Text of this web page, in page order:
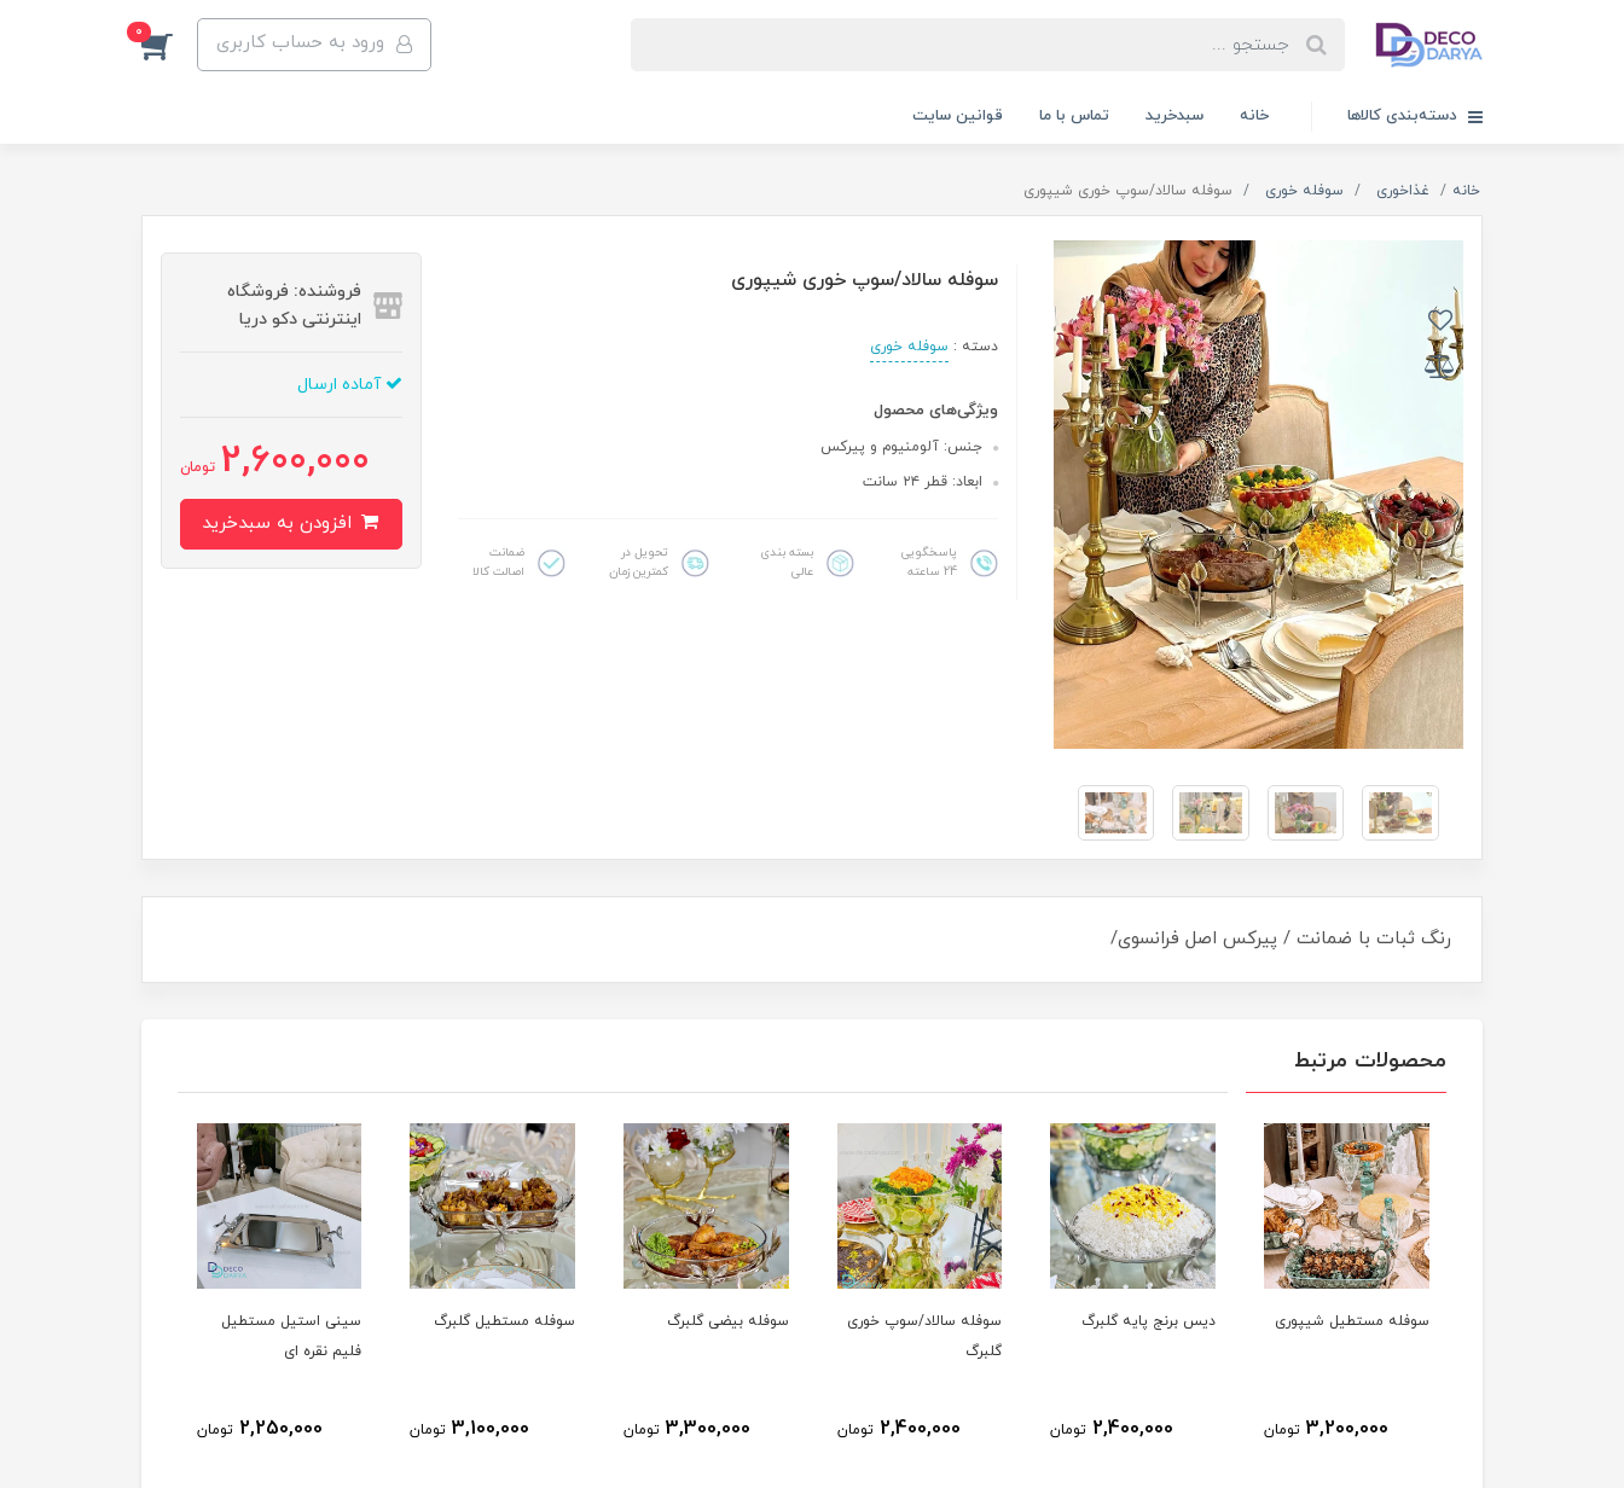
ورود به حساب کاربری 0
دسته‌بندی کالاها خانه سبدخرید تماس با ما قوانین سایت
خانه غذاخوری سوفله خوری سوفله سالاد/سوپ خوری شیپوری
سوفله سالاد/سوپ خوری شیپوری
دسته : سوفله خوری
ویژگی‌های محصول
جنس: آلومنیوم و پیرکس
ابعاد: قطر ۲۴ سانت
پاسخگویی
24 ساعته
بسته بندی
عالی
تحویل در
کمترین زمان
ضمانت
اصالت کالا
فروشنده: فروشگاه
اینترنتی دکو دریا
آماده ارسال
2,600,000 تومان
رنگ ثبات با ضمانت / پیرکس اصل فرانسوی/
محصولات مرتبط
سوفله مستطیل شیپوری دیس برنج پایه گلبرگ
2,400,000
سوفله سالاد/سوپ خوری
2,400,000
سوفله بیضی گلبرگ
3,300,000
سوفله مستطیل گلبرگ
3,100,000
سینی استیل مستطیل
2,250,000
سوفله سالاد خوری فلیم
3,600,000